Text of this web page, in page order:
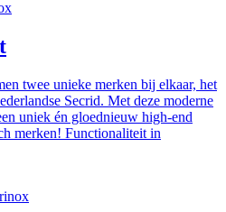
twee unieke merken bij elkaar, het
Secrid. Met deze moderne
uniek én gloednieuw high-end
merken! Functionaliteit in